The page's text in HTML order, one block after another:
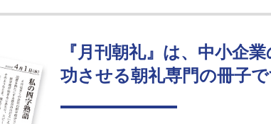
『月刊朝礼』は、中小企
功させる朝礼専門の冊子